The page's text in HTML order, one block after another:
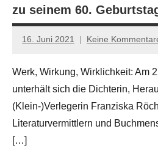
zu seinem 60.
16. Juni 2021
Jan-
Hornauer
für
dasgedichtblog
Keine
Werk, Wirkung, Wirklichkeit: Am
unterhält sich die Dichterin,
(Klein-)Verlegerin Franziska
Literaturvermittlern und
[…]